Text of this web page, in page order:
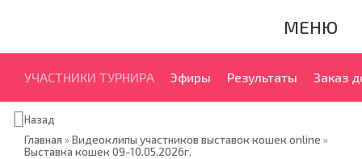
МЕНЮ
УЧАСТНИКИ ТУРНИРА Эфиры Результаты Заказ
Назад
Главная »Видеоклипы участников выставок кошек online »
Выставка кошек 09-10.05.2026г.